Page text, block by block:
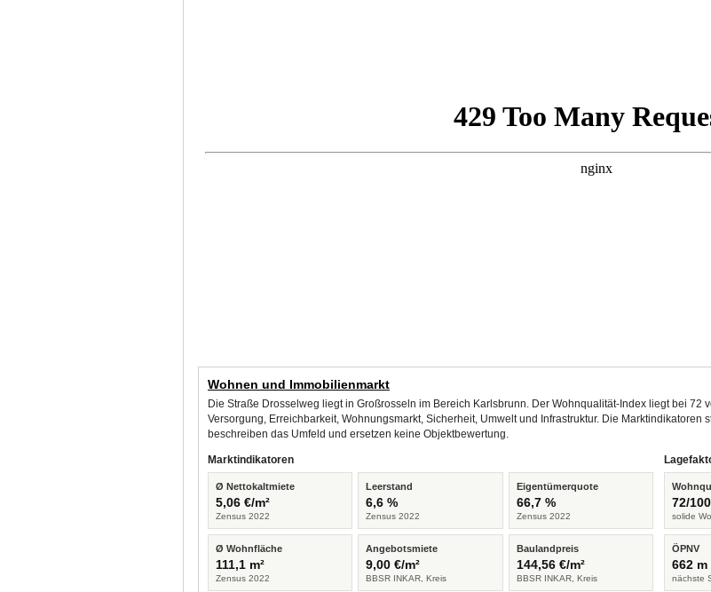
Wohnen und Immobilienmarkt
Die Straße Drosselweg liegt in Großrosseln im Bereich Karlsbrunn. Der Wohnqualität-Index liegt bei 72
Versorgung, Erreichbarkeit, Wohnungsmarkt, Sicherheit, Umwelt und Infrastruktur. Die Marktindikatoren
beschreiben das Umfeld und ersetzen keine Objektbewertung.
Marktindikatoren
Ø Nettokaltmiete
5,06 €/m²
Zensus 2022
Leerstand
6,6 %
Zensus 2022
Eigentümerquote
66,7 %
Zensus 2022
Ø Wohnfläche
111,1 m²
Zensus 2022
Angebotsmiete
9,00 €/m²
BBSR INKAR, Kreis
Baulandpreis
144,56 €/m²
BBSR INKAR, Kreis
72/100
solide
ÖPNV
662 m
nächste